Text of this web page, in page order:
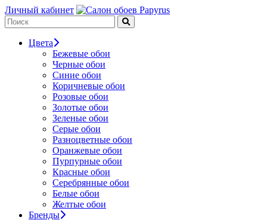
Личный кабинет
Цвета
Бежевые обои
Черные обои
Синие обои
Коричневые обои
Розовые обои
Золотые обои
Зеленые обои
Серые обои
Разноцветные обои
Оранжевые обои
Пурпурные обои
Красные обои
Серебрянные обои
Белые обои
Желтые обои
Бренды